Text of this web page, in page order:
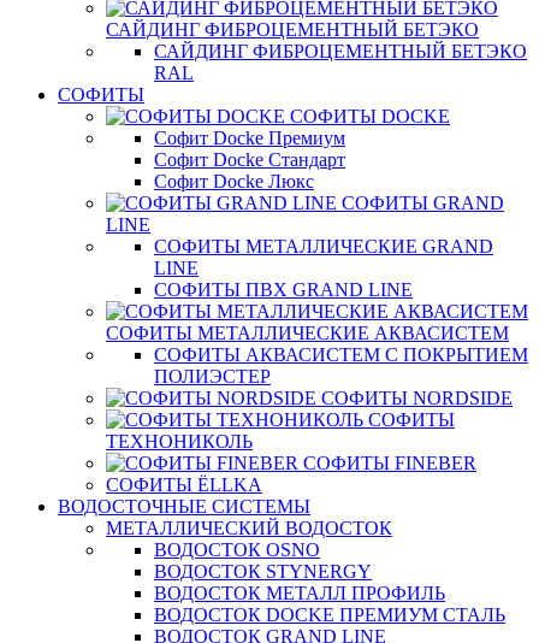
САЙДИНГ ФИБРОЦЕМЕНТНЫЙ БЕТЭКО
САЙДИНГ ФИБРОЦЕМЕНТНЫЙ БЕТЭКО
RAL
СОФИТЫ
СОФИТЫ DOCKE
Софит Docke Премиум
Софит Docke Стандарт
Софит Docke Люкс
СОФИТЫ GRAND
LINE
СОФИТЫ МЕТАЛЛИЧЕСКИЕ GRAND
LINE
СОФИТЫ ПВХ GRAND LINE
СОФИТЫ МЕТАЛЛИЧЕСКИЕ АКВАСИСТЕМ
СОФИТЫ АКВАСИСТЕМ С ПОКРЫТИЕМ
ПОЛИЭСТЕР
СОФИТЫ NORDSIDE
СОФИТЫ
ТЕХНОНИКОЛЬ
СОФИТЫ FINEBER
СОФИТЫ ЁLLKA
ВОДОСТОЧНЫЕ СИСТЕМЫ
МЕТАЛЛИЧЕСКИЙ ВОДОСТОК
ВОДОСТОК OSNO
ВОДОСТОК STYNERGY
ВОДОСТОК МЕТАЛЛ ПРОФИЛЬ
ВОДОСТОК DOCKE ПРЕМИУМ СТАЛЬ
ВОДОСТОК GRAND LINE